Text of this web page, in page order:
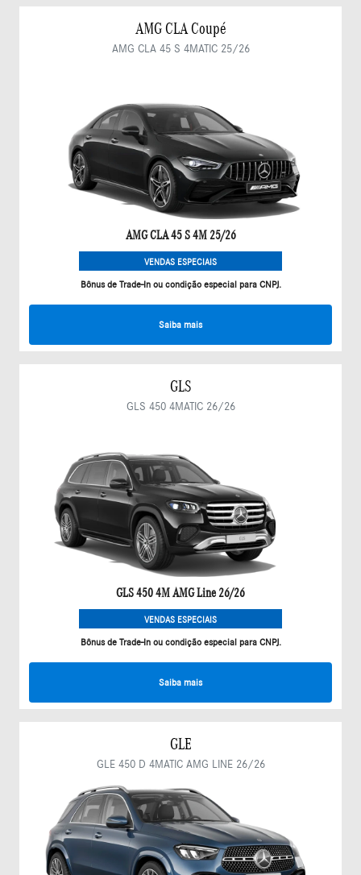
AMG CLA Coupé
AMG CLA 45 S 4MATIC 25/26
AMG CLA 45 S 4M 25/26
VENDAS ESPECIAIS
Bônus de Trade-In ou condição especial para CNPJ.
Saiba mais
GLS
GLS 450 4MATIC 26/26
GLS 450 4M AMG Line 26/26
VENDAS ESPECIAIS
Bônus de Trade-In ou condição especial para CNPJ.
Saiba mais
GLE
GLE 450 D 4MATIC AMG LINE 26/26